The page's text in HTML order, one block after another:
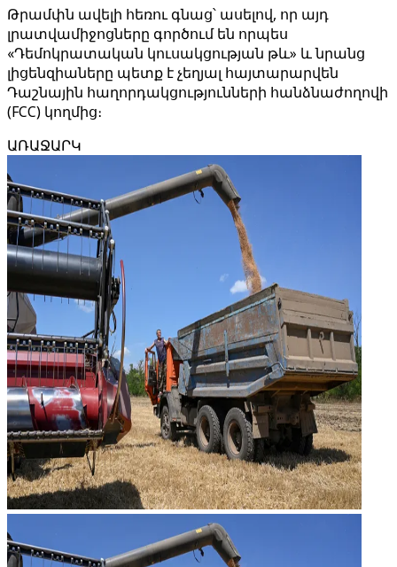
Թրամփն ավելի հեռու գնաց՝ ասելով, որ այդ
լրատվամիջոցները գործում են որպես
«Դեմոկրատական ​​կուսակցության թև» և նրանց
լիցենզիաները պետք է չեղյալ հայտարարվեն
Դաշնային հաղորդակցությունների հանձնաժողովի
(FCC) կողմից։
ԱՌԱՋԱՐԿ